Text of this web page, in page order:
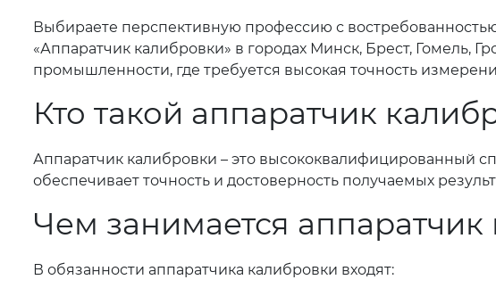
Выбираете перспективную профессию с
«Аппаратчик калибровки» в городах Минск, Брест, Гомель,
промышленности, где требуется высокая точность
Кто такой аппаратчик
Аппаратчик калибровки – это высококвалифицированный
обеспечивает точность и достоверность получаемых
Чем занимается аппаратчик
В обязанности аппаратчика калибровки входят: